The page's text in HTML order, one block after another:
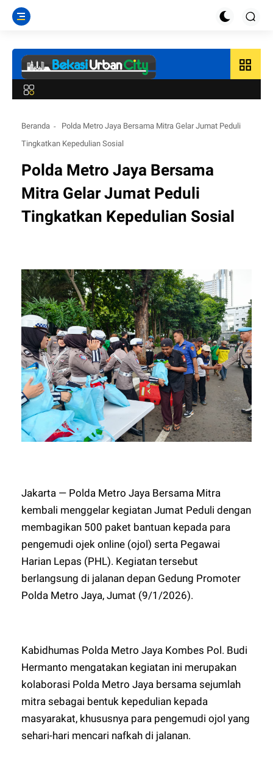
grid_view
Beranda
Polda Metro Jaya Bersama Mitra Gelar Jumat Peduli
Tingkatkan Kepedulian Sosial
Polda Metro Jaya Bersama
Mitra Gelar Jumat Peduli
Tingkatkan Kepedulian Sosial
Jakarta — Polda Metro Jaya Bersama Mitra
kembali menggelar kegiatan Jumat Peduli dengan
membagikan 500 paket bantuan kepada para
pengemudi ojek online (ojol) serta Pegawai
Harian Lepas (PHL). Kegiatan tersebut
berlangsung di jalanan depan Gedung Promoter
Polda Metro Jaya, Jumat (9/1/2026).
Kabidhumas Polda Metro Jaya Kombes Pol. Budi
Hermanto mengatakan kegiatan ini merupakan
kolaborasi Polda Metro Jaya bersama sejumlah
mitra sebagai bentuk kepedulian kepada
masyarakat, khususnya para pengemudi ojol yang
sehari-hari mencari nafkah di jalanan.